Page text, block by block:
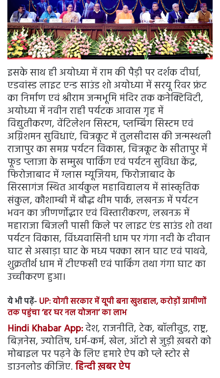
इसके साथ ही अयोध्या में राम की पैड़ी पर दर्शक दीर्घा,
एडवांस्ड लाइट एन्ड साउंड शो अयोध्या में सरयू रिवर फ्रंट
का निर्माण एवं श्रीराम जन्मभूमि मंदिर तक कनेक्टिविटी,
अयोध्या में नवीन राही पर्यटक आवास गृह में
विद्युतीकरण, वेंटिलेशन सिस्टम, प्लम्बिंग सिस्टम एवं
अग्निशमन सुविधाएं, चित्रकूट में तुलसीदास की जन्मस्थली
राजापुर का समग्र पर्यटन विकास, चित्रकूट के सीतापुर में
फूड प्लाजा के सम्मुख पार्किंग एवं पर्यटन सुविधा केंद्र,
फिरोजाबाद में ग्लास म्यूजियम, फिरोजाबाद के
सिरसागंज स्थित आर्यकुल महाविद्यालय में सांस्कृतिक
संकुल, कौशाम्बी में बौद्ध थीम पार्क, लखनऊ में पर्यटन
भवन का जीणर्णोद्धार एवं विस्तारीकरण, लखनऊ में
महाराजा बिजली पासी किले पर लाइट एंड साउंड शो तथा
पर्यटन विकास, विंध्यवासिनी धाम पर गंगा नदी के दीवान
घाट से अखाड़ा घाट के मध्य पक्का स्रान घाट एवं पाथवे,
शुक्रतीर्थ धाम में टीएफसी एवं पार्किंग तथा गंगा घाट का
उच्चीकरण हुआ।
ये भी पढ़ें-UP: योगी सरकार में यूपी बना खुशहाल, करोड़ों ग्रामीणों
तक पहुंचा ‘हर घर नल योजना’ का लाभ
Hindi Khabar App:देश, राजनीति, टेक, बॉलीवुड, राष्ट्र,
बिज़नेस, ज्योतिष, धर्म-कर्म, खेल, ऑटो से जुड़ी ख़बरो को
मोबाइल पर पढ़ने के लिए हमारे ऐप को प्ले स्टोर से
डाउनलोड कीजिए.हिन्दी ख़बर ऐप